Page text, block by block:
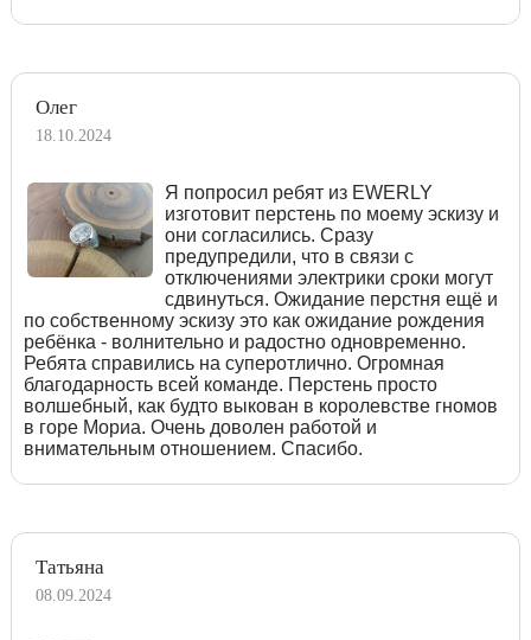
Олег
18.10.2024
Я попросил ребят из EWERLY
изготовит перстень по моему эскизу и
они согласились. Сразу
предупредили, что в связи с
отключениями электрики сроки могут
сдвинуться. Ожидание перстня ещё и
по собственному эскизу это как ожидание рождения
ребёнка - волнительно и радостно одновременно.
Ребята справились на суперотлично. Огромная
благодарность всей команде. Перстень просто
волшебный, как будто выкован в королевстве гномов
в горе Мориа. Очень доволен работой и
внимательным отношением. Спасибо.
Татьяна
08.09.2024